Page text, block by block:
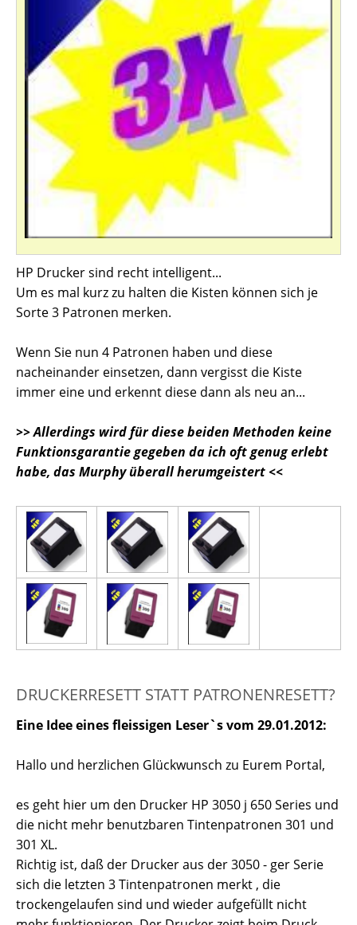
HP Drucker sind recht intelligent...
Um es mal kurz zu halten die Kisten können sich je
Sorte 3 Patronen merken.
Wenn Sie nun 4 Patronen haben und diese
nacheinander einsetzen, dann vergisst die Kiste
immer eine und erkennt diese dann als neu an...
>> Allerdings wird für diese beiden Methoden keine
Funktionsgarantie gegeben da ich oft genug erlebt
habe, das Murphy überall herumgeistert <<
DRUCKERRESETT STATT PATRONENRESETT?
Eine Idee eines fleissigen Leser`s vom 29.01.2012:
Hallo und herzlichen Glückwunsch zu Eurem Portal,
es geht hier um den Drucker HP 3050 j 650 Series und
die nicht mehr benutzbaren Tintenpatronen 301 und
301 XL.
Richtig ist, daß der Drucker aus der 3050 - ger Serie
sich die letzten 3 Tintenpatronen merkt , die
trockengelaufen sind und wieder aufgefüllt nicht